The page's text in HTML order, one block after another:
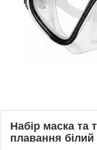
Набір маска та
плавання